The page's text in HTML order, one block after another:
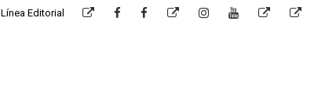
Línea Editorial